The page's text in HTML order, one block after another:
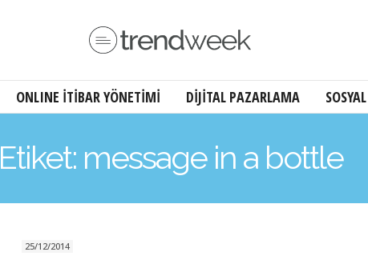
ONLINE İTİBAR YÖNETİMİ DİJİTAL PAZARLAMA
Etiket: message in a bottle
25/12/2014